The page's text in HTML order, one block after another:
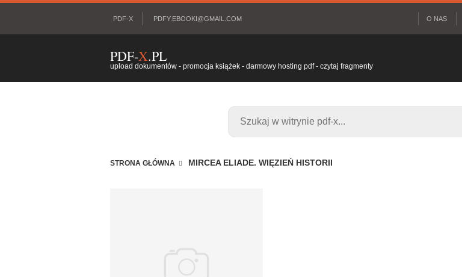
PDF-X PDFY.EBOOKI@GMAIL.COM O NAS
PDF-X.PL
upload dokumentów - promocja książek - darmowy hosting pdf - czytaj fragmenty
STRONA GŁÓWNA MIRCEA ELIADE. WIĘZIEŃ HISTORII